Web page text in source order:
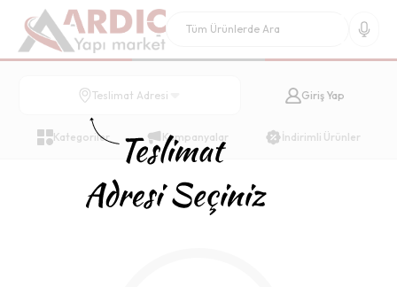
Teslimat Adresi Giriş Yap
Kategoriler Kampanyalar İndirimli Ürünler